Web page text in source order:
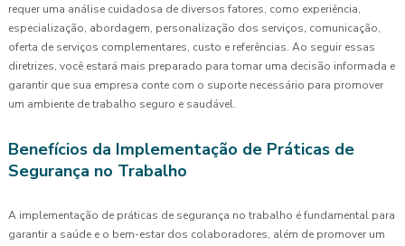
requer uma análise cuidadosa de diversos fatores, como experiência,
especialização, abordagem, personalização dos serviços, comunicação,
oferta de serviços complementares, custo e referências. Ao seguir essas
diretrizes, você estará mais preparado para tomar uma decisão informada e
garantir que sua empresa conte com o suporte necessário para promover
um ambiente de trabalho seguro e saudável.
Benefícios da Implementação de Práticas de
Segurança no Trabalho
A implementação de práticas de segurança no trabalho é fundamental para
garantir a saúde e o bem-estar dos colaboradores, além de promover um